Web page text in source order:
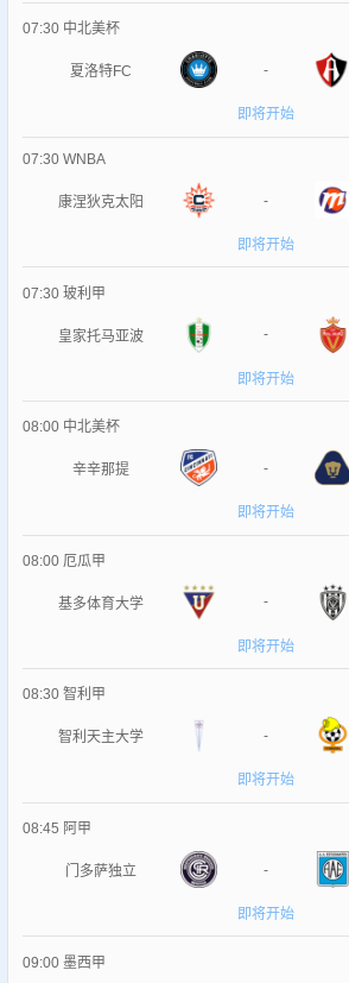
07:30 中北美杯
夏洛特FC -
即将开始
07:30 WNBA
康涅狄克太阳 -
即将开始
07:30 玻利甲
皇家托马亚波 -
即将开始
08:00 中北美杯
辛辛那提 -
即将开始
08:00 厄瓜甲
基多体育大学 -
即将开始
08:30 智利甲
智利天主大学 -
即将开始
08:45 阿甲
门多萨独立 -
即将开始
09:00 墨西甲